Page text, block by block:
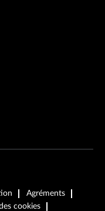
Agréments
cookies